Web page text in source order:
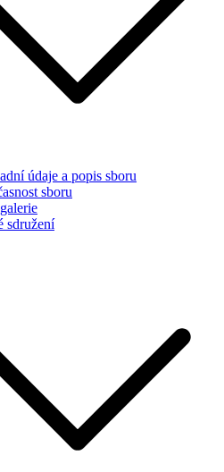
údaje a popis sboru
sboru
sdružení